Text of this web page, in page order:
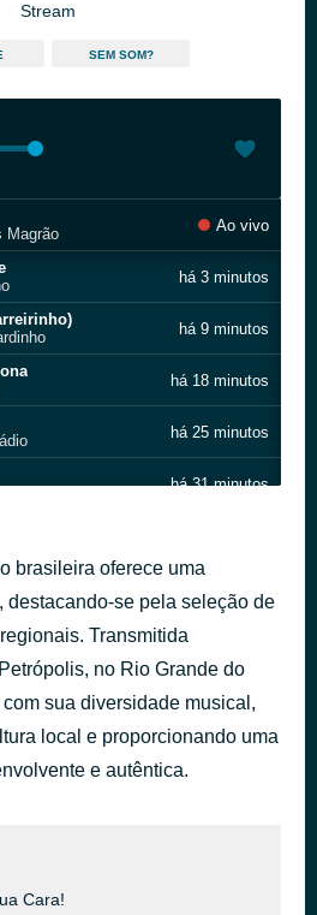
Stream
SEM SOM?
Magrão
Ao vivo
há 3 minutos
há 9 minutos
há 18 minutos
há 25 minutos
há 31 minutos
& Solimões
há 50 minutos
brasileira oferece uma
destacando-se pela seleção de
Transmitida
no Rio Grande do
sua diversidade musical,
local e proporcionando uma
e autêntica.
Cara!